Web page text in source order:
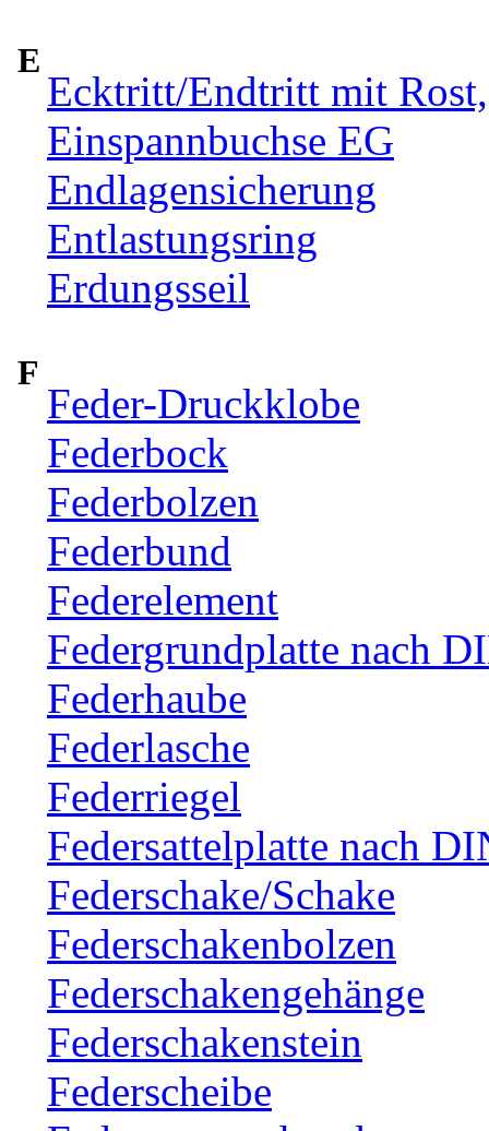
E
Ecktritt/Endtritt mit
Einspannbuchse EG
Endlagensicherung
Entlastungsring
Erdungsseil
F
Feder-Druckklobe
Federbock
Federbolzen
Federbund
Federelement
Federgrundplatte nach
Federhaube
Federlasche
Federriegel
Federsattelplatte nach
Federschake/Schake
Federschakenbolzen
Federschakengehänge
Federschakenstein
Federscheibe